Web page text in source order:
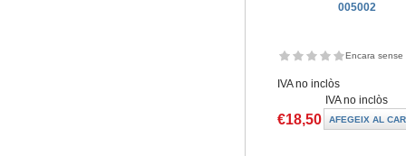
005002
Encara sense
IVA no inclòs
IVA no inclòs
€18,50